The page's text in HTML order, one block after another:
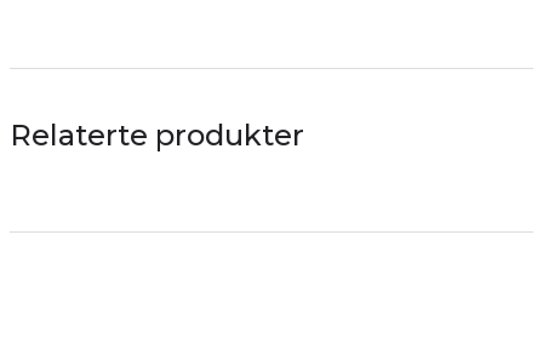
Relaterte produkter